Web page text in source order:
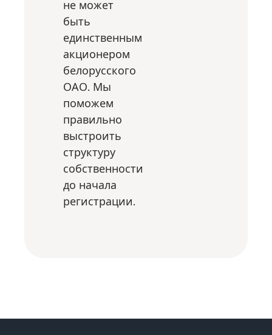
не может
быть
единственным
акционером
белорусского
ОАО. Мы
поможем
правильно
выстроить
структуру
собственности
до начала
регистрации.